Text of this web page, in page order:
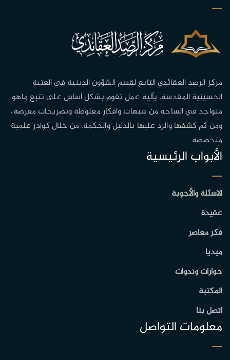
مركز الرصد العقائدي التابع لقسم الشؤون الدينية في العتبة
الحسينية المقدسة، بآلية عمل تقوم بشكل أساس على تتبع ماهو
متواجد في الساحة من شبهات وافكار مغلوطة وتصريحات مغرضة،
ومن ثم كشفها والرد عليها بالدليل والحكمة، من خلال كوادر علمية
متخصصة
الأبواب الرئيسية
الاسئلة والأجوبة
عقيدة
فكر معاصر
ميديا
حوارات وندوات
المكتبة
اتصل بنا
معلومات التواصل